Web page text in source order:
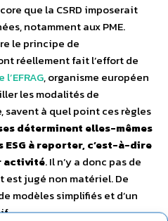
que la CSRD imposerait
notamment aux PME.
le principe de
réellement fait l’effort de
, organisme européen
les modalités de
à quel point ces règles
déterminent elles-mêmes
à reporter, c’est-à-dire
activité. Il n’y a donc pas de
jugé non matériel. De
modèles simplifiés et d’un